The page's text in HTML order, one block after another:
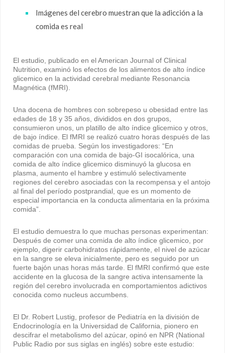
Imágenes del cerebro muestran que la adicción a la
comida es real
El estudio, publicado en el American Journal of Clinical
Nutrition, examinó los efectos de los alimentos de alto índice
glicemico en la actividad cerebral mediante Resonancia
Magnética (fMRI).
Una docena de hombres con sobrepeso u obesidad entre las
edades de 18 y 35 años, divididos en dos grupos,
consumieron unos, un platillo de alto índice glicemico y otros,
de bajo índice. El fMRI se realizó cuatro horas después de las
comidas de prueba. Según los investigadores: “En
comparación con una comida de bajo-GI isocalórica, una
comida de alto índice glicemico disminuyó la glucosa en
plasma, aumento el hambre y estimuló selectivamente
regiones del cerebro asociadas con la recompensa y el antojo
al final del período postprandial, que es un momento de
especial importancia en la conducta alimentaria en la próxima
comida”.
El estudio demuestra lo que muchas personas experimentan:
Después de comer una comida de alto índice glicemico, por
ejemplo, digerir carbohidratos rápidamente, el nivel de azúcar
en la sangre se eleva inicialmente, pero es seguido por un
fuerte bajón unas horas más tarde. El fMRI confirmó que este
accidente en la glucosa de la sangre activa intensamente la
región del cerebro involucrada en comportamientos adictivos
conocida como nucleus accumbens.
El Dr. Robert Lustig, profesor de Pediatría en la división de
Endocrinología en la Universidad de California, pionero en
descifrar el metabolismo del azúcar, opinó en NPR (National
Public Radio por sus siglas en inglés) sobre este estudio: